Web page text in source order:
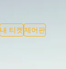
내 티켓 제어판